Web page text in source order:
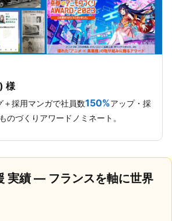
様
＋採用マンガで社員数150%アップ・採
のづくりアワードノミネート。
実績 — フランスを軸に世界